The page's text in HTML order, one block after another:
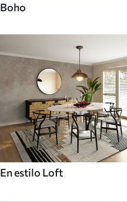
Boho
En estilo Loft